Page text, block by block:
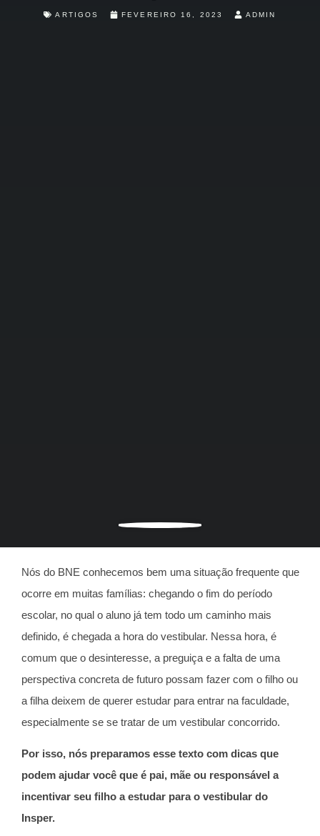
ARTIGOS FEVEREIRO 16, 2023 ADMIN
Nós do BNE conhecemos bem uma situação frequente que
ocorre em muitas famílias: chegando o fim do período
escolar, no qual o aluno já tem todo um caminho mais
definido, é chegada a hora do vestibular. Nessa hora, é
comum que o desinteresse, a preguiça e a falta de uma
perspectiva concreta de futuro possam fazer com o filho ou
a filha deixem de querer estudar para entrar na faculdade,
especialmente se se tratar de um vestibular concorrido.
Por isso, nós preparamos esse texto com dicas que
podem ajudar você que é pai, mãe ou responsável a
incentivar seu filho a estudar para o vestibular do
Insper.